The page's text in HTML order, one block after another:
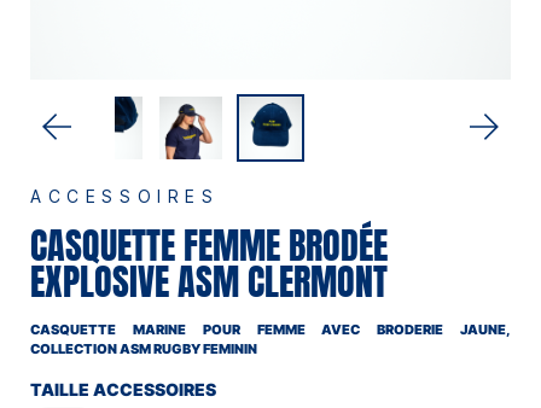
ACCESSOIRES
CASQUETTE FEMME BRODÉE
EXPLOSIVE ASM CLERMONT
CASQUETTE MARINE POUR FEMME AVEC BRODERIE JAUNE,
COLLECTION ASM RUGBY FEMININ
TAILLE ACCESSOIRES